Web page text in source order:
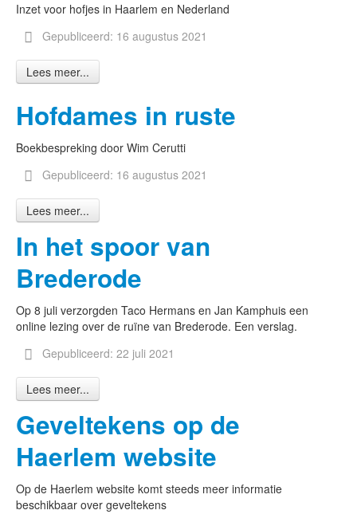
Inzet voor hofjes in Haarlem en Nederland
Gepubliceerd: 16 augustus 2021
Lees meer...
Hofdames in ruste
Boekbespreking door Wim Cerutti
Gepubliceerd: 16 augustus 2021
Lees meer...
In het spoor van
Brederode
Op 8 juli verzorgden Taco Hermans en Jan Kamphuis een
online lezing over de ruïne van Brederode. Een verslag.
Gepubliceerd: 22 juli 2021
Lees meer...
Geveltekens op de
Haerlem website
Op de Haerlem website komt steeds meer informatie
beschikbaar over geveltekens